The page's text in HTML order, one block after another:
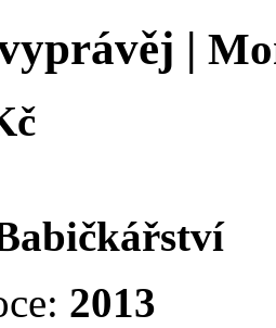
|
2013